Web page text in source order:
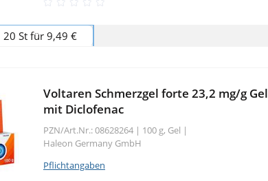
20 St für 9,49 €
Voltaren Schmerzgel forte 23,2 mg/g Gel
mit Diclofenac
PZN/Art.Nr.: 08628264 | 100 g, Gel |
Haleon Germany GmbH
Pflichtangaben